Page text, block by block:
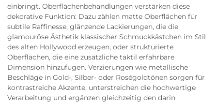
einbringt. Oberflächenbehandlungen verstärken diese
dekorative Funktion: Dazu zählen matte Oberflächen für
subtile Raffinesse, glänzende Lackierungen, die die
glamouröse Ästhetik klassischer Schmuckkästchen im Stil
des alten Hollywood erzeugen, oder strukturierte
Oberflächen, die eine zusätzliche taktil erfahrbare
Dimension hinzufügen. Verzierungen wie metallische
Beschläge in Gold-, Silber- oder Roségoldtönen sorgen für
kontrastreiche Akzente, unterstreichen die hochwertige
Verarbeitung und ergänzen gleichzeitig den darin